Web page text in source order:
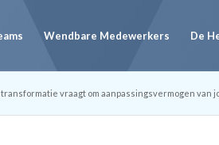
Wendbare Medewerkers De
vraagt om aanpassingsvermogen van